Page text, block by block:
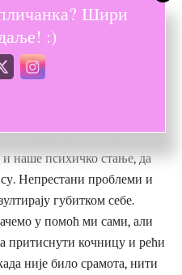
редовно их чистити.
и за друге чинити
и колико се од нас очекује,
времена за оне рђаве,
здрављу – колико
наше психичко стање, да
Непрестани проблеми и
губитком себе.
у помоћ ми сами, али
притиснути кочницу и рећи
није било срамота, нити
Шири
:)